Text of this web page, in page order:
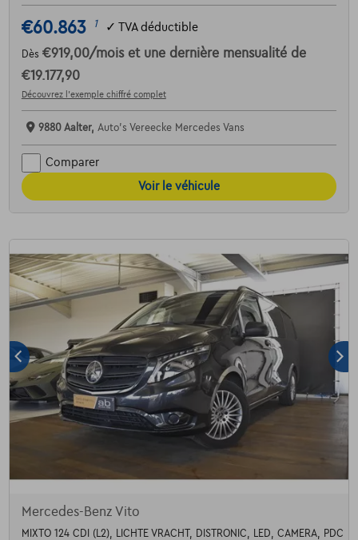
€60.863 1 ✓ TVA déductible
Dès €919,00/mois et une dernière mensualité de
€19.177,90
Découvrez l’exemple chiffré complet
9880 Aalter, Auto's Vereecke Mercedes Vans
Comparer
Voir le véhicule
Mercedes-Benz Vito
MIXTO 124 CDI (L2), LICHTE VRACHT, DISTRONIC, LED, CAMERA, PDC